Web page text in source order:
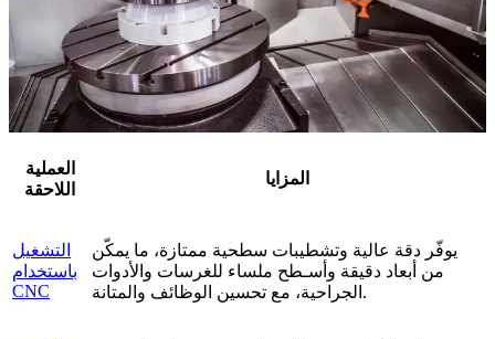
العملية
اللاحقة
المزايا
التشغيل
باستخدام
CNC
يوفّر دقة عالية وتشطيبات سطحية ممتازة، ما يمكّن
من أبعاد دقيقة وأسـطح ملساء للغرسات والأدوات
الجراحية، مع تحسين الوظائف والمتانة.